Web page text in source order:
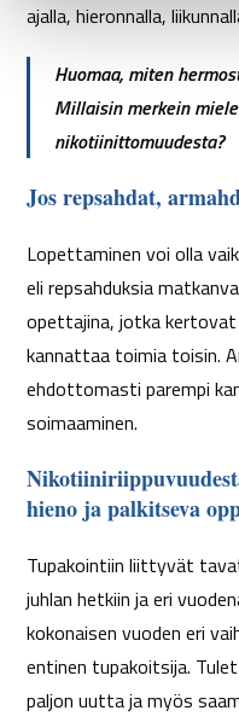
ajalla, hieronnalla,
Huomaa, miten
Millaisin merkein
nikotiinittomuudesta?
Jos repsahdat,
Lopettaminen voi olla
eli repsahduksia
opettajina, jotka kertovat
kannattaa toimia toisin.
ehdottomasti parempi
soimaaminen.
hieno ja palkitseva
Tupakointiin liittyvät
juhlan hetkiin ja eri
kokonaisen vuoden eri
entinen tupakoitsija.
paljon uutta ja myös